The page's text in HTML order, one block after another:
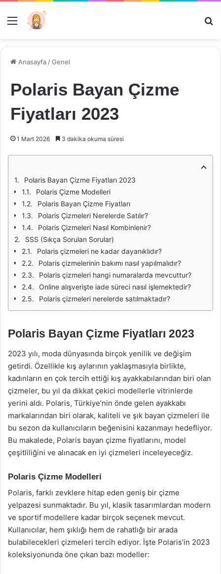
Menü
Anasayfa /Genel
Polaris Bayan Çizme
Fiyatları 2023
1 Mart 2026 3 dakika okuma süresi
Polaris Bayan Çizme Fiyatları 2023
Polaris Çizme Modelleri
Polaris Bayan Çizme Fiyatları
Polaris Çizmeleri Nerelerde Satılır?
Polaris Çizmeleri Nasıl Kombinlenir?
SSS (Sıkça Sorulan Sorular)
Polaris çizmeleri ne kadar dayanıklıdır?
Polaris çizmelerinin bakımı nasıl yapılmalıdır?
Polaris çizmeleri hangi numaralarda mevcuttur?
Online alışverişte iade süreci nasıl işlemektedir?
Polaris çizmeleri nerelerde satılmaktadır?
Polaris Bayan Çizme Fiyatları 2023
2023 yılı, moda dünyasında birçok yenilik ve değişim
getirdi. Özellikle kış aylarının yaklaşmasıyla birlikte,
kadınların en çok tercih ettiği kış ayakkabılarından biri olan
çizmeler, bu yıl da dikkat çekici modellerle vitrinlerde
yerini aldı. Polaris, Türkiye’nin önde gelen ayakkabı
markalarından biri olarak, kaliteli ve şık bayan çizmeleri ile
bu sezon da kullanıcıların beğenisini kazanmayı hedefliyor.
Bu makalede, Polaris bayan çizme fiyatlarını, model
çeşitliliğini ve alınacak en iyi çizmeleri inceleyeceğiz.
Polaris Çizme Modelleri
Polaris, farklı zevklere hitap eden geniş bir çizme
yelpazesi sunmaktadır. Bu yıl, klasik tasarımlardan modern
ve sportif modellere kadar birçok seçenek mevcut.
Kullanıcılar, hem şıklığı hem de rahatlığı bir arada
bulabilecekleri çizmeleri tercih ediyor. İşte Polaris’in 2023
koleksiyonunda öne çıkan bazı modeller: